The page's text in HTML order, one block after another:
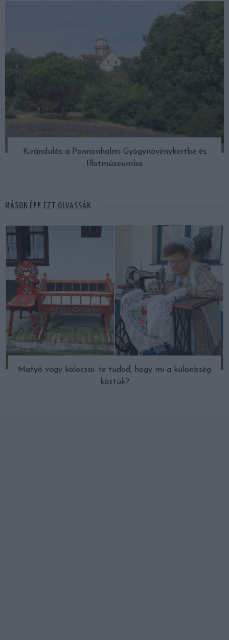
Kirándulás a Pannonhalmi Gyógynövénykertbe és
Illatmúzeumba
MÁSOK ÉPP EZT OLVASSÁK
Matyó vagy kalocsai: te tudod, hogy mi a különbség
köztük?